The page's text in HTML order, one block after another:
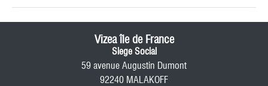
Vizea île de France
Siege Social
59 avenue Augustin Dumont
92240 MALAKOFF